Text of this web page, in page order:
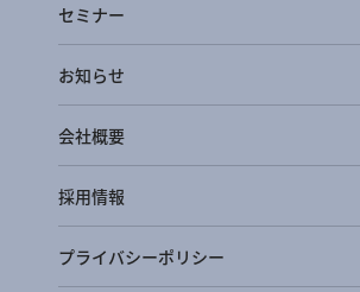
セミナー
お知らせ
会社概要
採用情報
プライバシーポリシー